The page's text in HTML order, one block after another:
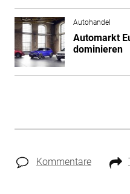
Autohandel
Automarkt
dominieren
Kommentare